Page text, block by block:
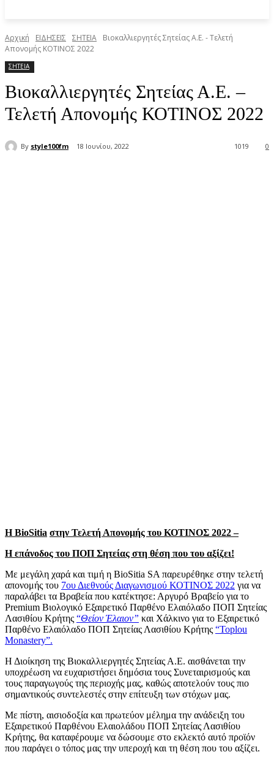
Αρχική ΕΙΔΗΣΕΙΣ ΣΗΤΕΙΑ
Βιοκαλλιεργητές Σητείας Α.Ε. - Τελετή
Απονομής ΚΟΤΙΝΟΣ 2022
ΣΗΤΕΙΑ
Βιοκαλλιεργητές Σητείας Α.Ε. –
Τελετή Απονομής ΚΟΤΙΝΟΣ 2022
By style100fm 18 Ιουνίου, 2022 0
1019
ΗBioSitia στην Τελετή Απονομής του ΚΟΤΙΝΟΣ 2022 –
Η επάνοδος του ΠΟΠ Σητείας στη θέση που του αξίζει!
Με μεγάλη χαρά και τιμή η BioSitia SA παρευρέθηκε στην τελετή
απονομής του 7ου Διεθνούς Διαγωνισμού ΚΟΤΙΝΟΣ 2022 για να
παραλάβει τα Βραβεία που κατέκτησε: Αργυρό Βραβείο για το
Premium Βιολογικό Εξαιρετικό Παρθένο Ελαιόλαδο ΠΟΠ Σητείας
Λασιθίου Κρήτης “Θείον Έλαιον” και Χάλκινο για το Εξαιρετικό
Παρθένο Ελαιόλαδο ΠΟΠ Σητείας Λασιθίου Κρήτης “Toplou
Monastery”.
Η Διοίκηση της Βιοκαλλιεργητές Σητείας Α.Ε. αισθάνεται την
υποχρέωση να ευχαριστήσει δημόσια τους Συνεταιρισμούς και
τους παραγωγούς της περιοχής μας, καθώς αποτελούν τους πιο
σημαντικούς συντελεστές στην επίτευξη των στόχων μας.
Με πίστη, αισιοδοξία και πρωτεύον μέλημα την ανάδειξη του
Εξαιρετικού Παρθένου Ελαιολάδου ΠΟΠ Σητείας Λασιθίου
Κρήτης, θα καταφέρουμε να δώσουμε στο εκλεκτό αυτό προϊόν
που παράγει ο τόπος μας την υπεροχή και τη θέση που του αξίζει.